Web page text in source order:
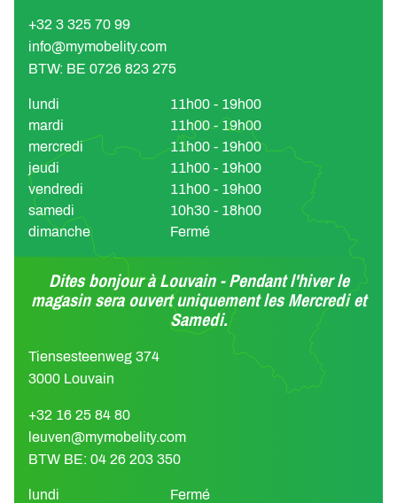
+32 3 325 70 99
info@mymobelity.com
BTW: BE 0726 823 275
lundi
11h00 - 19h00
mardi
11h00 - 19h00
mercredi
11h00 - 19h00
jeudi
11h00 - 19h00
vendredi
11h00 - 19h00
samedi
10h30 - 18h00
dimanche
Fermé
Dites bonjour à Louvain - Pendant l'hiver le
magasin sera ouvert uniquement les Mercredi et
Samedi.
Tiensesteenweg 374
3000 Louvain
+32 16 25 84 80
leuven@mymobelity.com
BTW BE: 04 26 203 350
lundi
Fermé